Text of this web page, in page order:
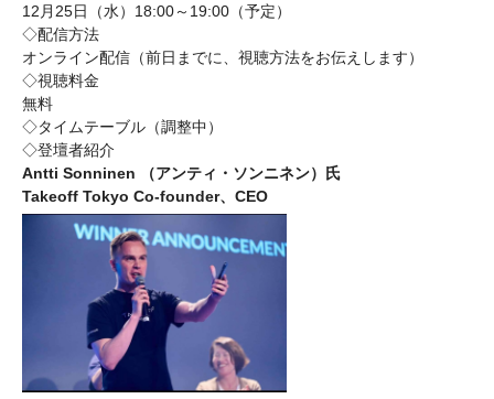
12月25日（水）18:00～19:00（予定）
◇配信方法
オンライン配信（前日までに、視聴方法をお伝えします）
◇視聴料金
無料
◇タイムテーブル（調整中）
◇登壇者紹介
Antti Sonninen （アンティ・ソンニネン）氏
Takeoff Tokyo Co-founder、CEO